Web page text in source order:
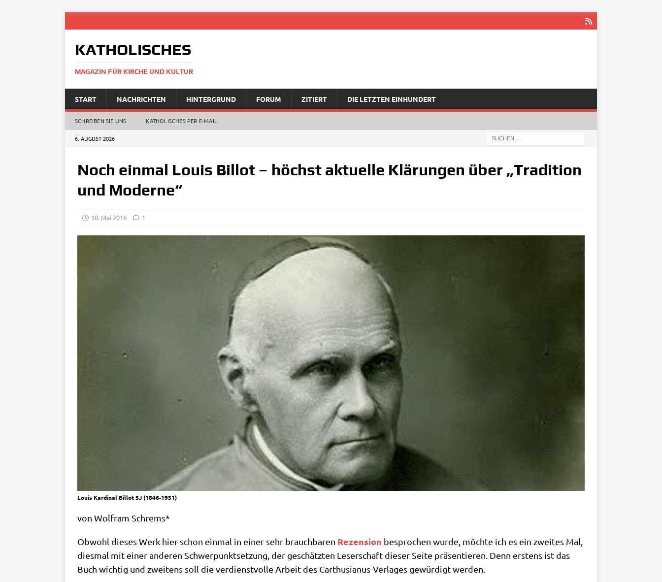
KATHOLISCHES
MAGAZIN FÜR KIRCHE UND KULTUR
START NACHRICHTEN HINTERGRUND FORUM ZITIERT DIE LETZTEN EINHUNDERT
SCHREIBEN SIE UNS KATHOLISCHES PER E‑MAIL
6. AUGUST 2026
Noch einmal Louis Billot – höchst aktuelle Klärungen über „Tradition
und Moderne“
10. Mai 2016 1
Louis Kardinal Billot SJ (1846-1931)
von Wolf­ram Schrems*
Obwohl die­ses Werk hier schon ein­mal in einer sehr brauch­ba­ren Rezen­si­on bespro­chen wur­de, möch­te ich es ein zwei­tes Mal,
dies­mal mit einer ande­ren Schwer­punkt­set­zung, der geschätz­ten Leser­schaft die­ser Sei­te prä­sen­tie­ren. Denn erstens ist das
Buch wich­tig und zwei­tens soll die ver­dienst­vol­le Arbeit des Car­thu­sia­nus-Ver­la­ges gewür­digt werden.